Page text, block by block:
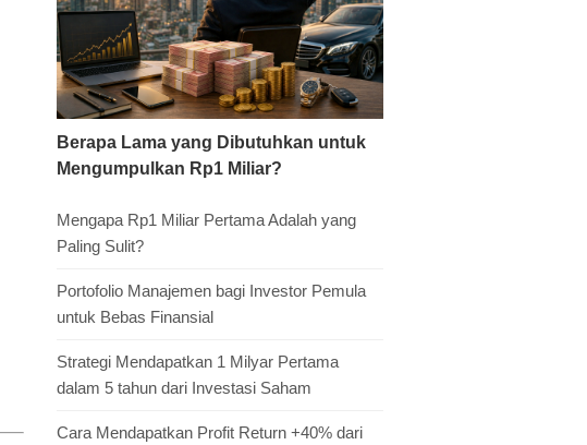
Berapa Lama yang Dibutuhkan untuk
Mengumpulkan Rp1 Miliar?
Mengapa Rp1 Miliar Pertama Adalah yang
Paling Sulit?
Portofolio Manajemen bagi Investor Pemula
untuk Bebas Finansial
Strategi Mendapatkan 1 Milyar Pertama
dalam 5 tahun dari Investasi Saham
Cara Mendapatkan Profit Return +40% dari